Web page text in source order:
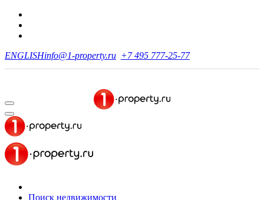
ENGLISHinfo@1-property.ru +7 495 777-25-77
Поиск недвижимости